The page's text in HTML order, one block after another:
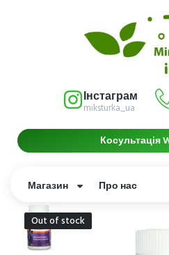
Інстаграм
miksturka_ua
Косультація
Магазин Про нас
Out of stock
Out of stock